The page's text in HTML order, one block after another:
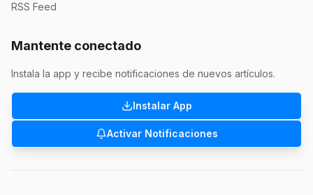
RSS Feed
Mantente conectado
Instala la app y recibe notificaciones de nuevos artículos.
Instalar App
Activar Notificaciones